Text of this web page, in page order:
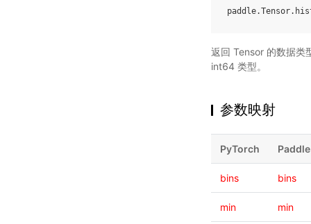
paddle.Tensor.
返回 Tensor 的数据类
int64 类型。
参数映射
PyTorch
bins bins
min min